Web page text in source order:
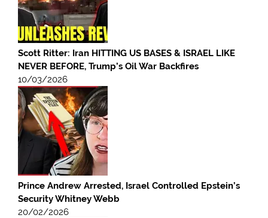
Scott Ritter: Iran HITTING US BASES & ISRAEL LIKE
NEVER BEFORE, Trump’s Oil War Backfires
10/03/2026
Prince Andrew Arrested, Israel Controlled Epstein’s
Security Whitney Webb
20/02/2026